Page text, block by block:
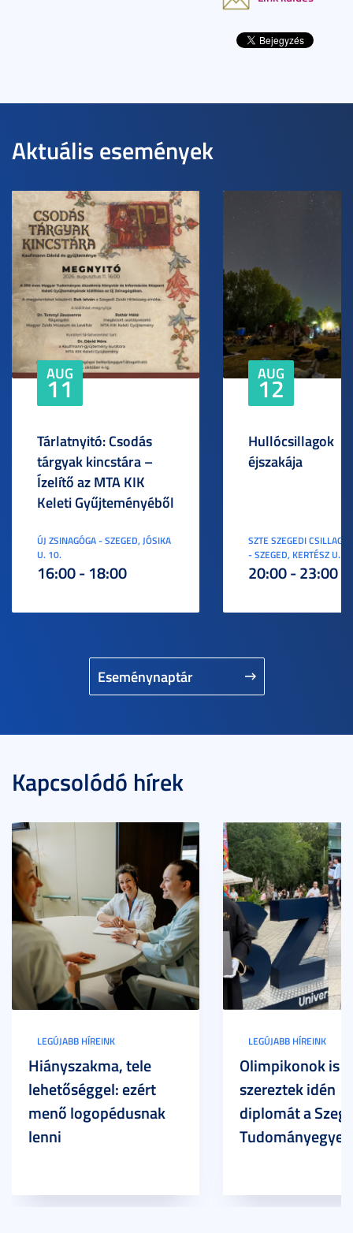
Aktuális események
Eseménynaptár
AUG
11
Tárlatnyitó: Csodás
tárgyak kincstára –
Ízelítő az MTA KIK
Keleti Gyűjteményéből
ÚJ ZSINAGÓGA - SZEGED, JÓSIKA
U. 10.
16:00 - 18:00
AUG
12
Hullócsillagok
éjszakája
SZTE SZEGEDI
- SZEGED, KERTÉSZ U. 3.
20:00 - 23:00
Kapcsolódó hírek
LEGÚJABB HÍREINK
Hiányszakma, tele
lehetőséggel: ezért
menő logopédusnak
lenni
LEGÚJABB HÍREINK
Olimpikonok is
szereztek idén
diplomát a